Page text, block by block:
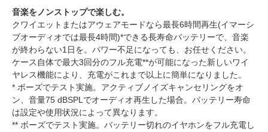
音楽をノンストップで楽しむ。
クワイエットまたはアウェアモードなら最長6時間再生(イマーシ
ブオーディオでは最長4時間)*できる長寿命バッテリーで、音楽
が終わらない1日を。パワー不足になっても、お任せください。
ケース自体で最大3回分のフル充電**が可能になった新しいワイ
ヤレス機能により、充電がこれまで以上に簡単になりました。
* ボーズでテスト実施。アクティブノイズキャンセリングをオ
ン、音量75 dBSPLでオーディオ再生した場合。バッテリー寿命
は設定や使用状況によって異なります。
** ボーズでテスト実施。バッテリー切れのイヤホンをフル充電し